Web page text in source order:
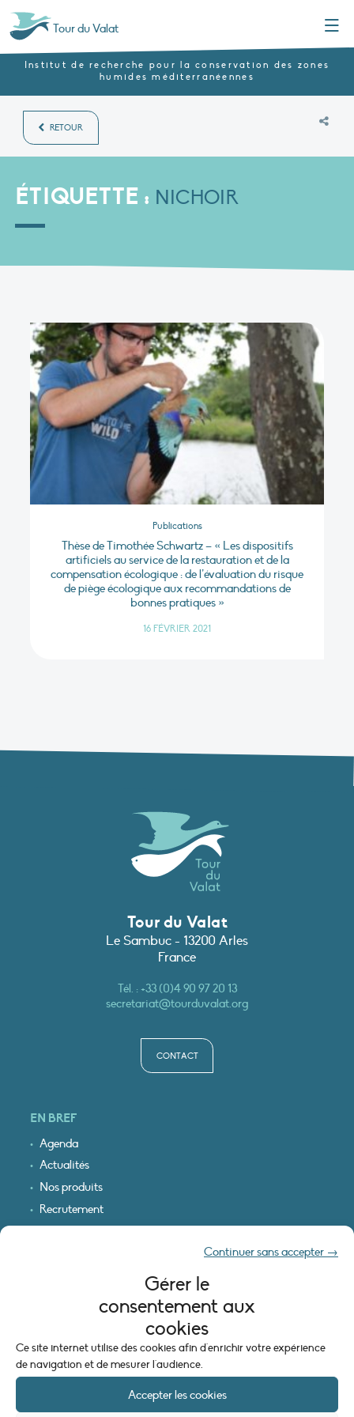
Gérer le
consentement aux
cookies
Ce site internet utilise des cookies afin d'enrichir votre expérience
de navigation et de mesurer l'audience.
Accepter les cookies
Continuer sans accepter →
Tour du Valat
Institut de recherche pour la conservation des zones
humides méditerranéennes
RETOUR
ÉTIQUETTE : NICHOIR
Publications
Thèse de Timothée Schwartz – « Les dispositifs
artificiels au service de la restauration et de la
compensation écologique : de l’évaluation du risque
de piège écologique aux recommandations de
bonnes pratiques »
16 FÉVRIER 2021
Tour du Valat
Le Sambuc - 13200 Arles
France
Tél. :+33 (0)4 90 97 20 13
secretariat@tourduvalat.org
CONTACT
EN BREF
Agenda
Actualités
Nos produits
Recrutement
Recevoir nos infos
INFORMATIONS LÉGALES
Mentions légales
Politique de cookies (UE)